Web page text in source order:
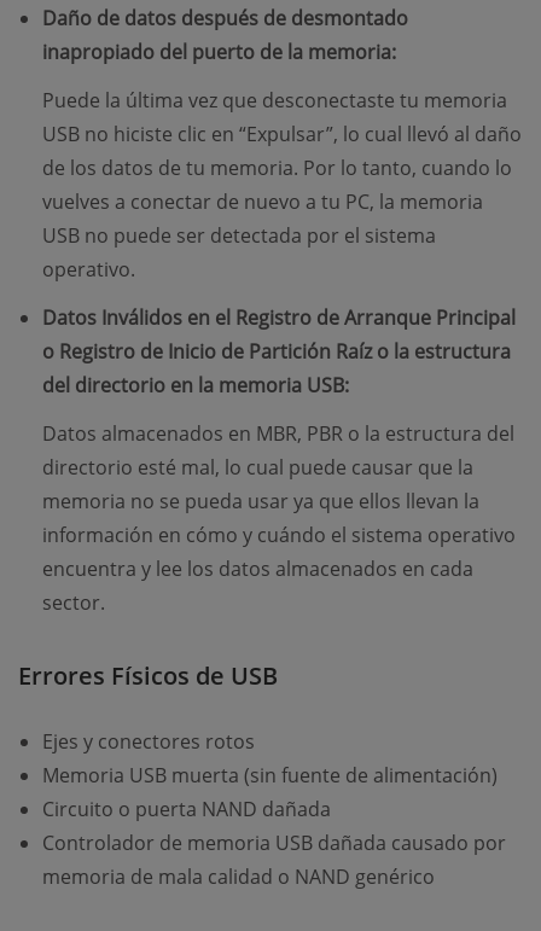
Daño de datos después de desmontado
inapropiado del puerto de la memoria:
Puede la última vez que desconectaste tu memoria
USB no hiciste clic en “Expulsar”, lo cual llevó al daño
de los datos de tu memoria. Por lo tanto, cuando lo
vuelves a conectar de nuevo a tu PC, la memoria
USB no puede ser detectada por el sistema
operativo.
Datos Inválidos en el Registro de Arranque Principal
o Registro de Inicio de Partición Raíz o la estructura
del directorio en la memoria USB:
Datos almacenados en MBR, PBR o la estructura del
directorio esté mal, lo cual puede causar que la
memoria no se pueda usar ya que ellos llevan la
información en cómo y cuándo el sistema operativo
encuentra y lee los datos almacenados en cada
sector.
Errores Físicos de USB
Ejes y conectores rotos
Memoria USB muerta (sin fuente de alimentación)
Circuito o puerta NAND dañada
Controlador de memoria USB dañada causado por
memoria de mala calidad o NAND genérico